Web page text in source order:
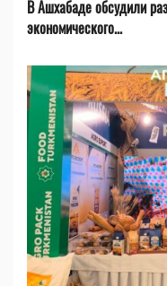
В Ашхабаде обсудили
экономического...